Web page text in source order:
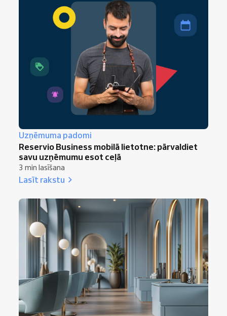
Uzņēmuma padomi
Reservio Business mobilā lietotne: pārvaldiet
savu uzņēmumu esot ceļā
3 min lasīšana
Lasīt rakstu